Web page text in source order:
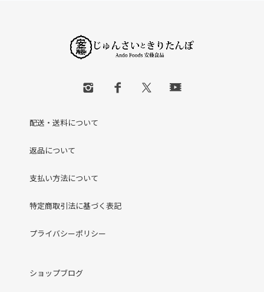
配送・送料について
返品について
支払い方法について
特定商取引法に基づく表記
プライバシーポリシー
ショップブログ